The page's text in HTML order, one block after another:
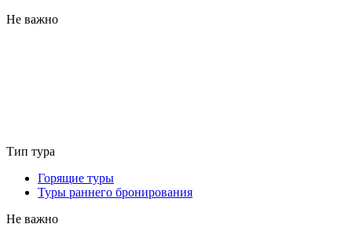
Не важно
Тип тура
Горящие туры
Туры раннего бронирования
Не важно